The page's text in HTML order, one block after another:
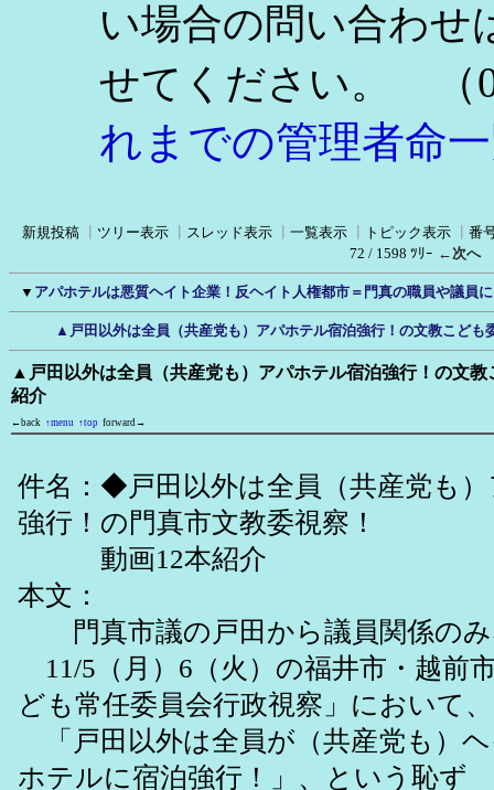
い場合の問い合わせ
せてください。
（
れまでの管理者命
新規投稿 ツリー表示 スレッド表示 一覧表示 トピック表示
番
72 / 1598 ﾂﾘｰ ←次へ
▼ アパホテルは悪質ヘイト企業！反ヘイト人権都市＝門真の職員や議員
▲戸田以外は全員（共産党も）アパホテル宿泊強行！の文教こども
▲戸田以外は全員（共産党も）アパホテル宿泊強行！の文教
紹介
←back ↑menu ↑top forward→
件名：◆戸田以外は全員（共産党も
強行！の門真市文教委視察！
動画12本紹介
本文：
門真市議の戸田から議員関係のみ
11/5（月）6（火）の福井市・越前
ども常任委員会行政視察」において、
「戸田以外は全員が（共産党も）
ホテルに宿泊強行！」、という恥ず